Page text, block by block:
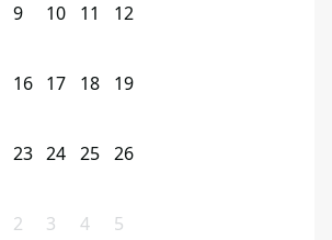
9 10 11 12
16 17 18 19
23 24 25 26
2 3 4 5